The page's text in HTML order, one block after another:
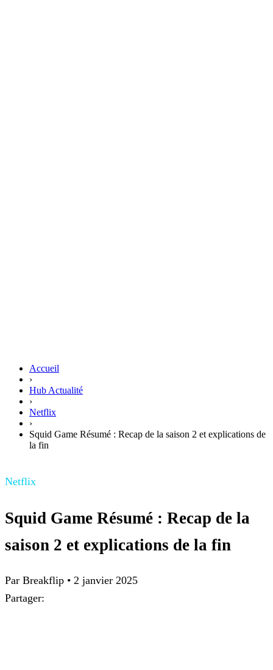
Accueil
›
Hub Actualité
›
Netflix
›
Squid Game Résumé : Recap de la saison 2 et explications de
la fin
Netflix
Squid Game Résumé : Recap de la
saison 2 et explications de la fin
Par Breakflip • 2 janvier 2025
Partager: